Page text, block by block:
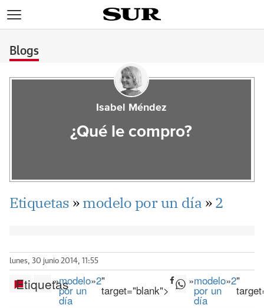
Blogs
Isabel Méndez
¿Qué le compro?
Etiquetas »modelo por un día »2
lunes, 30 junio 2014, 11:55
Etiquetas
»modelo
por un
día
»2"
target="blank">
»modelo
por un
día
»2"